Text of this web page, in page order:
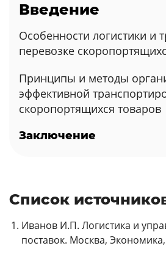
Введение
Особенности логистики и
перевозке
Принципы и методы
эффективной
скоропортящихся товаров
Заключение
Список
Иванов И.П. Логистика и
поставок. Москва, Экономика,